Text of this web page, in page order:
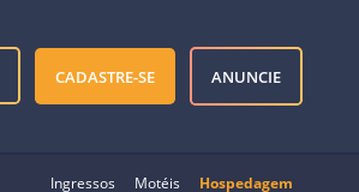
CADASTRE-SE ANUNCIE
Ingressos Motéis Hospedagem